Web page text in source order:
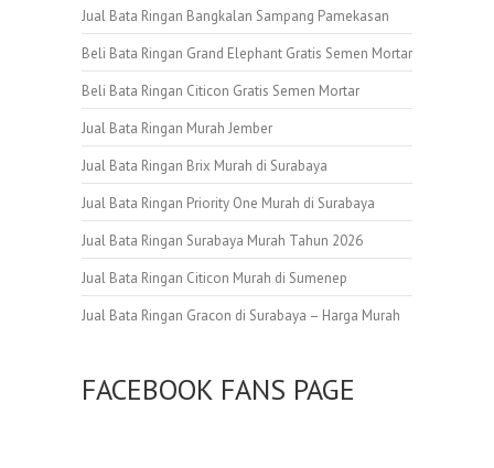
Jual Bata Ringan Bangkalan Sampang Pamekasan
Beli Bata Ringan Grand Elephant Gratis Semen Mortar
Beli Bata Ringan Citicon Gratis Semen Mortar
Jual Bata Ringan Murah Jember
Jual Bata Ringan Brix Murah di Surabaya
Jual Bata Ringan Priority One Murah di Surabaya
Jual Bata Ringan Surabaya Murah Tahun 2026
Jual Bata Ringan Citicon Murah di Sumenep
Jual Bata Ringan Gracon di Surabaya – Harga Murah
FACEBOOK FANS PAGE